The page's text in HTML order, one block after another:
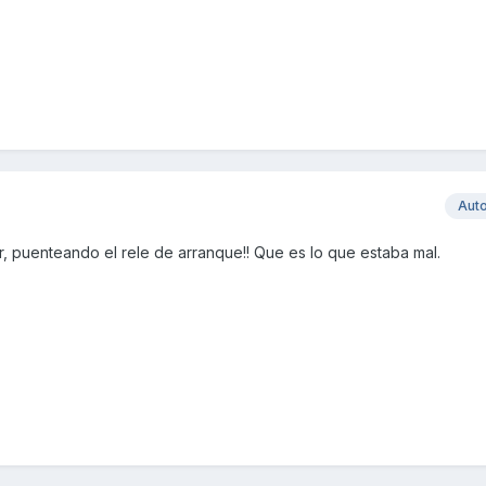
puenteando el rele de arranque!! Que es lo que estaba mal.